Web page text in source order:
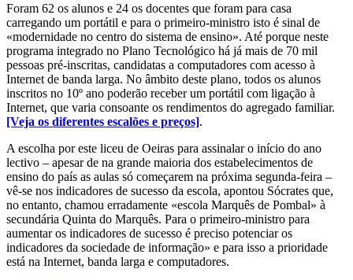
Foram 62 os alunos e 24 os docentes que foram para casa
carregando um portátil e para o primeiro-ministro isto é sinal de
«modernidade no centro do sistema de ensino». Até porque neste
programa integrado no Plano Tecnológico há já mais de 70 mil
pessoas pré-inscritas, candidatas a computadores com acesso à
Internet de banda larga. No âmbito deste plano, todos os alunos
inscritos no 10º ano poderão receber um portátil com ligação à
Internet, que varia consoante os rendimentos do agregado familiar.
[Veja os diferentes escalões e preços].
A escolha por este liceu de Oeiras para assinalar o início do ano
lectivo – apesar de na grande maioria dos estabelecimentos de
ensino do país as aulas só começarem na próxima segunda-feira –
vê-se nos indicadores de sucesso da escola, apontou Sócrates que,
no entanto, chamou erradamente «escola Marquês de Pombal» à
secundária Quinta do Marquês. Para o primeiro-ministro para
aumentar os indicadores de sucesso é preciso potenciar os
indicadores da sociedade de informação» e para isso a prioridade
está na Internet, banda larga e computadores.